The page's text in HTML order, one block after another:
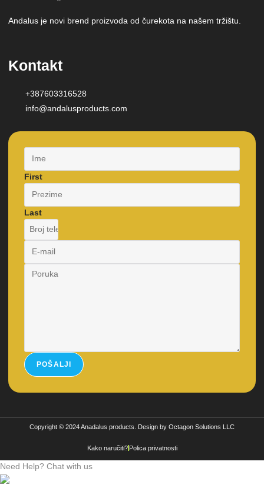
Andalus je novi brend proizvoda od čurekota na našem tržištu.
Kontakt
+387603316528
info@andalusproducts.com
First
Last
POŠALJI
Copyright © 2024 Anadalus products. Design by Octagon Solutions LLC
Kako naručiti? Polica privatnosti
Need Help? Chat with us